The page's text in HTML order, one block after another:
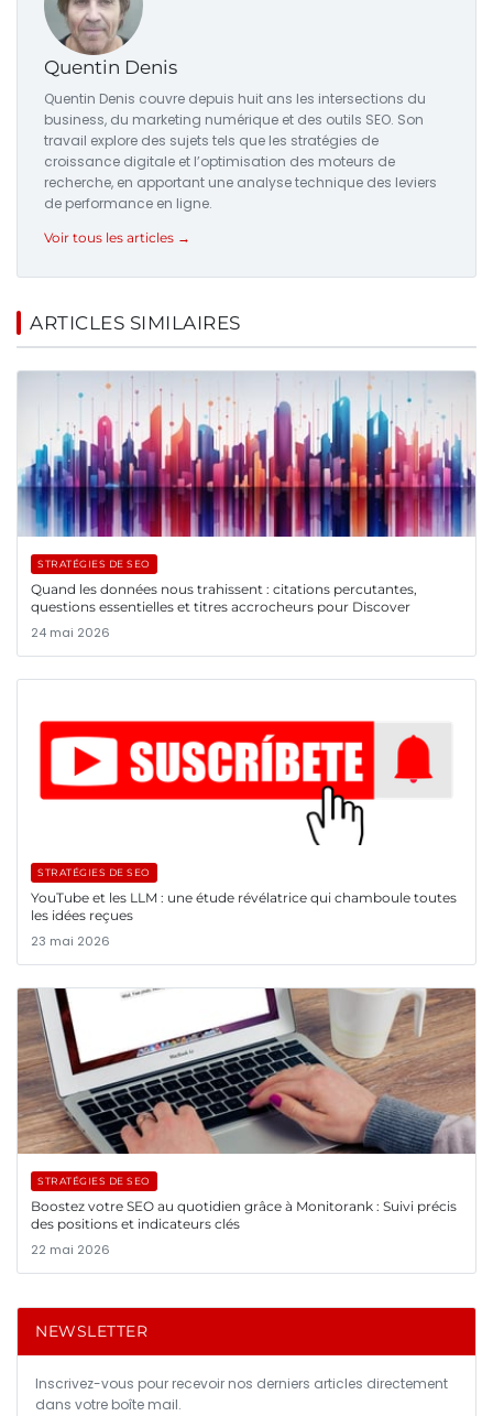
Quentin Denis
Quentin Denis couvre depuis huit ans les intersections du
business, du marketing numérique et des outils SEO. Son
travail explore des sujets tels que les stratégies de
croissance digitale et l’optimisation des moteurs de
recherche, en apportant une analyse technique des leviers
de performance en ligne.
Voir tous les articles →
ARTICLES SIMILAIRES
STRATÉGIES DE SEO
Quand les données nous trahissent : citations percutantes,
questions essentielles et titres accrocheurs pour Discover
24 mai 2026
STRATÉGIES DE SEO
YouTube et les LLM : une étude révélatrice qui chamboule toutes
les idées reçues
23 mai 2026
STRATÉGIES DE SEO
Boostez votre SEO au quotidien grâce à Monitorank : Suivi précis
des positions et indicateurs clés
22 mai 2026
NEWSLETTER
Inscrivez-vous pour recevoir nos derniers articles directement
dans votre boîte mail.